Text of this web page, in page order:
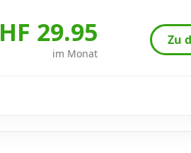
29.95
im Monat
Zu